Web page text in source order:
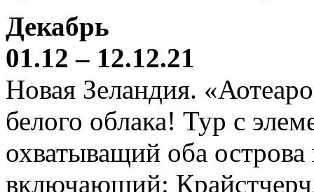
Декабрь
01.12 – 12.12.21
Новая Зеландия.
белого облака! Тур с
охватыващий оба
включающий: